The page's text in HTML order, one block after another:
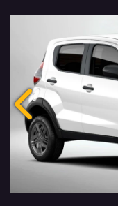
Anterior